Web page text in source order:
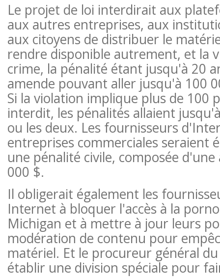
Le projet de loi interdirait aux
aux autres entreprises, aux
aux citoyens de distribuer le
rendre disponible autrement, et la
crime, la pénalité étant jusqu'à 20
amende pouvant aller jusqu'à 100
Si la violation implique plus de 100
interdit, les pénalités allaient
ou les deux. Les fournisseurs
entreprises commerciales seraient
une pénalité civile, composée
000 $.
Il obligerait également les
Internet à bloquer l'accès à la
Michigan et à mettre à jour leurs
modération de contenu pour
matériel. Et le procureur général
établir une division spéciale pour